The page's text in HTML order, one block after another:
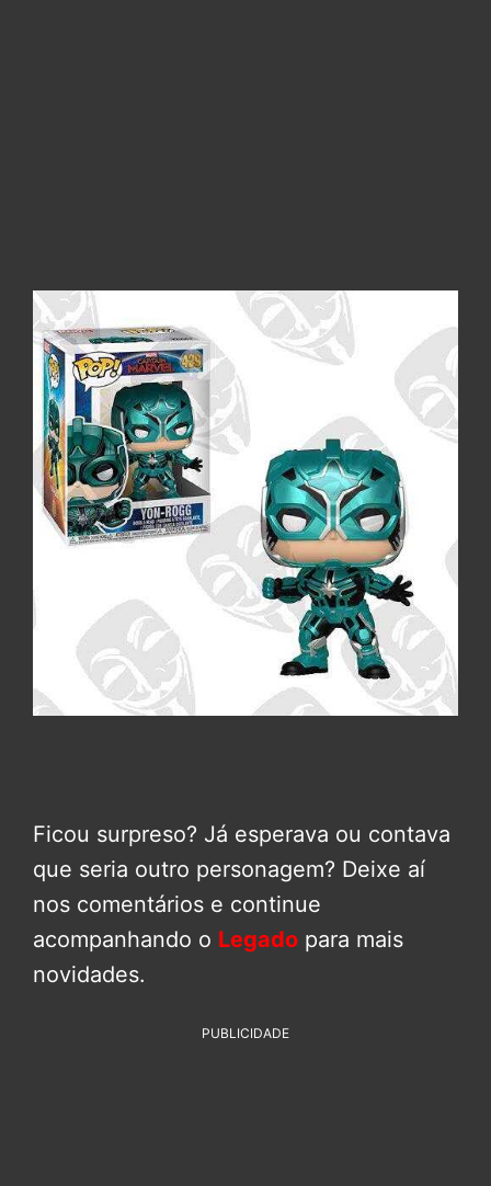
Ficou surpreso? Já esperava ou contava
que seria outro personagem? Deixe aí
nos comentários e continue
acompanhando o Legado para mais
novidades.
PUBLICIDADE